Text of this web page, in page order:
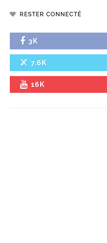
RESTER CONNECTÉ
3K
7.6K
16K